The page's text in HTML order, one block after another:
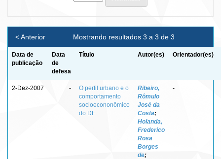
Mostrando resultados 3 a 3 de 3
< Anterior
Data de
publicação
Data
de
defesa
Título Autor(es) Orientador(es)
2-Dez-2007 -
O perfil urbano e o
comportamento
socioecononômico
do DF
Ribeiro,
Rômulo
José da
Costa;
Holanda,
Frederico
Rosa
Borges
de;
-